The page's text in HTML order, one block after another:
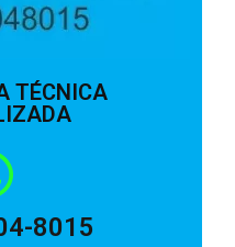
TÉCNICA
8015